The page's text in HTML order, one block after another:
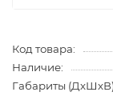
Код товара:
Наличие:
Габариты